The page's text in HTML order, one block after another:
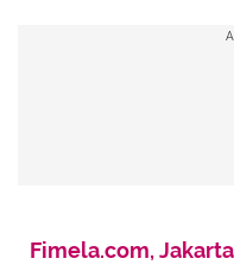
Fimela.com, Jakarta